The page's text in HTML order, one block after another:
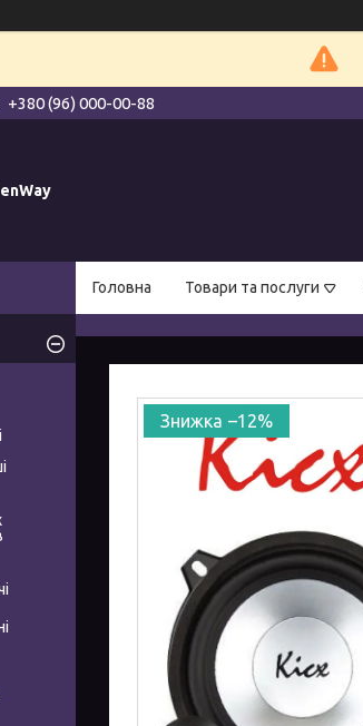
+380 (96) 000-00-88
Головна Товари та послуги
–12%